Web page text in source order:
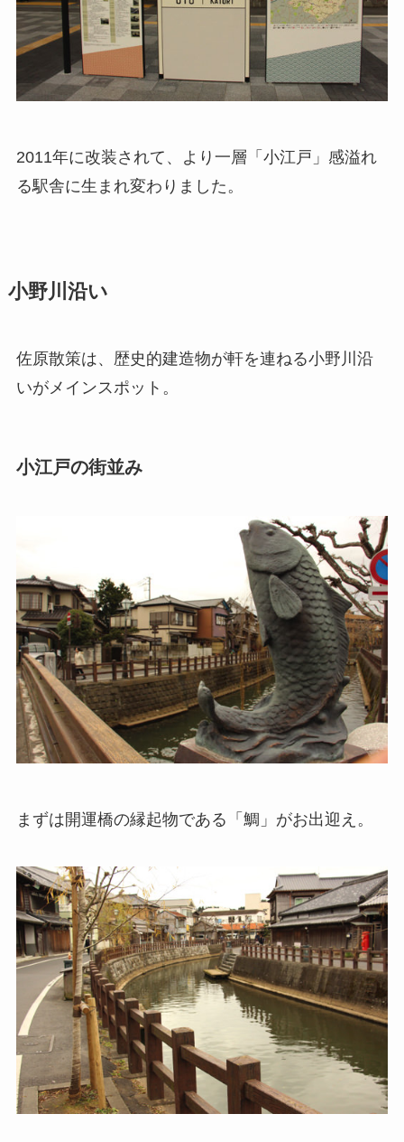
2011年に改装されて、より一層「小江戸」感溢れ
る駅舎に生まれ変わりました。
小野川沿い
佐原散策は、歴史的建造物が軒を連ねる小野川沿
いがメインスポット。
小江戸の街並み
まずは開運橋の縁起物である「鯛」がお出迎え。